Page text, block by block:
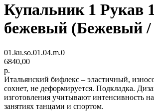
Купальник 1 Рукав
бежевый (Бежевый
01.ku.so.01.04.m.0
6840,00
р.
Итальянский бифлекс – эластичный,
сохнет, не деформируется. Подкладка.
изготовления учитывают интенсивность
занятиях танцами и спортом.